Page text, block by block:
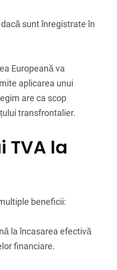
dacă sunt înregistrate în
Europeană va
aplicarea unui
are ca scop
transfrontalier.
TVA la
beneficii:
la încasarea efectivă
financiare.